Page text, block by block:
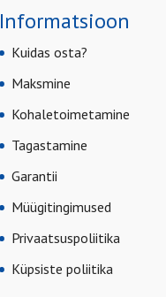
Informatsioon
Kuidas osta?
Maksmine
Kohaletoimetamine
Tagastamine
Garantii
Müügitingimused
Privaatsuspoliitika
Küpsiste poliitika